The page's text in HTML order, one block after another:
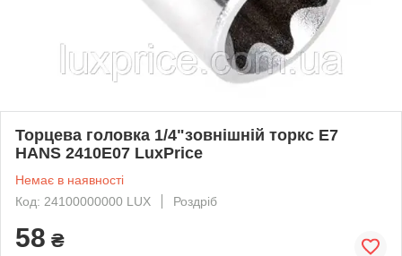
Торцева головка 1/4"зовнішній торкс Е7
HANS 2410E07 LuxPrice
Немає в наявності
Код: 24100000000 LUX
Роздріб
58 ₴